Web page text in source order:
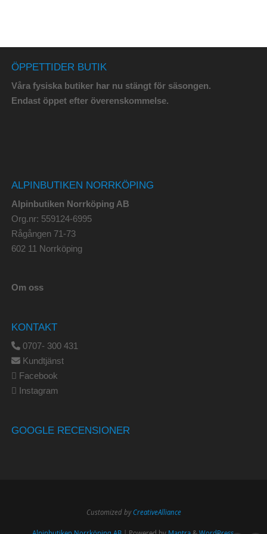
ÖPPETTIDER BUTIK
Våra fysiska butiker har nu stängt för säsongen.
Endast öppet efter överenskommelse.
ALPINBUTIKEN NORRKÖPING
Alpinbutiken Norrköping AB
Org.nr: 559124-6995
Rågången 71-73
602 11 Norrköping
Om oss
KONTAKT
0707- 300 431
Kundtjänst
Facebook
Instagram
GOOGLE RECENSIONER
Customized byCreativeAlliance